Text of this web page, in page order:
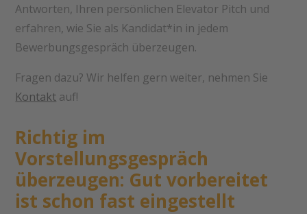
Antworten, Ihren persönlichen Elevator Pitch und
erfahren, wie Sie als Kandidat*in in jedem
Bewerbungsgespräch überzeugen.
Fragen dazu? Wir helfen gern weiter, nehmen Sie
Kontakt auf!
Richtig im
Vorstellungsgespräch
überzeugen: Gut vorbereitet
ist schon fast eingestellt